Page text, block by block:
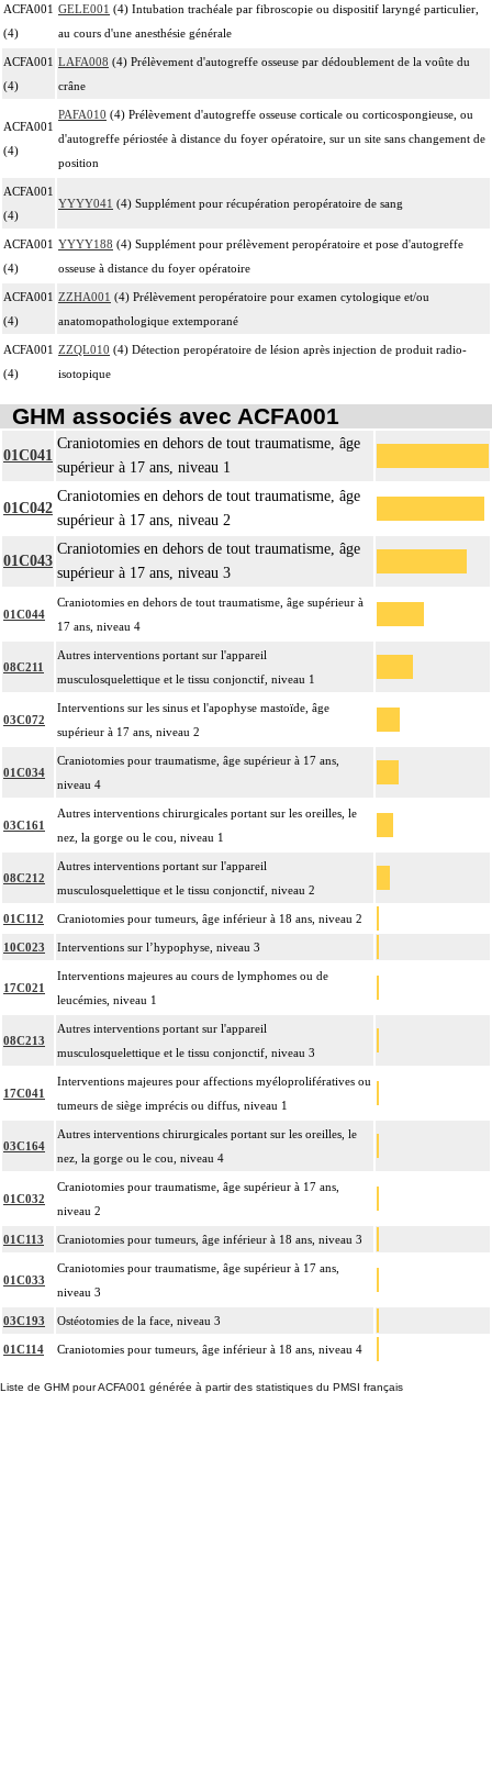
ACFA001
(4)
GELE001 (4) Intubation trachéale par fibroscopie ou dispositif laryngé particulier,
au cours d'une anesthésie générale
ACFA001
(4)
LAFA008 (4) Prélèvement d'autogreffe osseuse par dédoublement de la voûte du
crâne
ACFA001
(4)
PAFA010 (4) Prélèvement d'autogreffe osseuse corticale ou corticospongieuse, ou
d'autogreffe périostée à distance du foyer opératoire, sur un site sans changement de
position
ACFA001
(4)
YYYY041 (4) Supplément pour récupération peropératoire de sang
ACFA001
(4)
YYYY188 (4) Supplément pour prélèvement peropératoire et pose d'autogreffe
osseuse à distance du foyer opératoire
ACFA001
(4)
ZZHA001 (4) Prélèvement peropératoire pour examen cytologique et/ou
anatomopathologique extemporané
ACFA001
(4)
ZZQL010 (4) Détection peropératoire de lésion après injection de produit radio-
isotopique
GHM associés avec ACFA001
01C041
Craniotomies en dehors de tout traumatisme, âge
supérieur à 17 ans, niveau 1
01C042
Craniotomies en dehors de tout traumatisme, âge
supérieur à 17 ans, niveau 2
01C043
Craniotomies en dehors de tout traumatisme, âge
supérieur à 17 ans, niveau 3
01C044
Craniotomies en dehors de tout traumatisme, âge supérieur à
17 ans, niveau 4
08C211
Autres interventions portant sur l'appareil
musculosquelettique et le tissu conjonctif, niveau 1
03C072
Interventions sur les sinus et l'apophyse mastoïde, âge
supérieur à 17 ans, niveau 2
01C034
Craniotomies pour traumatisme, âge supérieur à 17 ans,
niveau 4
03C161
Autres interventions chirurgicales portant sur les oreilles, le
nez, la gorge ou le cou, niveau 1
08C212
Autres interventions portant sur l'appareil
musculosquelettique et le tissu conjonctif, niveau 2
01C112 Craniotomies pour tumeurs, âge inférieur à 18 ans, niveau 2
10C023 Interventions sur l’hypophyse, niveau 3
17C021
Interventions majeures au cours de lymphomes ou de
leucémies, niveau 1
08C213
Autres interventions portant sur l'appareil
musculosquelettique et le tissu conjonctif, niveau 3
17C041
Interventions majeures pour affections myéloprolifératives ou
tumeurs de siège imprécis ou diffus, niveau 1
03C164
Autres interventions chirurgicales portant sur les oreilles, le
nez, la gorge ou le cou, niveau 4
01C032
Craniotomies pour traumatisme, âge supérieur à 17 ans,
niveau 2
01C113 Craniotomies pour tumeurs, âge inférieur à 18 ans, niveau 3
01C033
Craniotomies pour traumatisme, âge supérieur à 17 ans,
niveau 3
03C193 Ostéotomies de la face, niveau 3
01C114 Craniotomies pour tumeurs, âge inférieur à 18 ans, niveau 4
Liste de GHM pour ACFA001 générée à partir des statistiques du PMSI français